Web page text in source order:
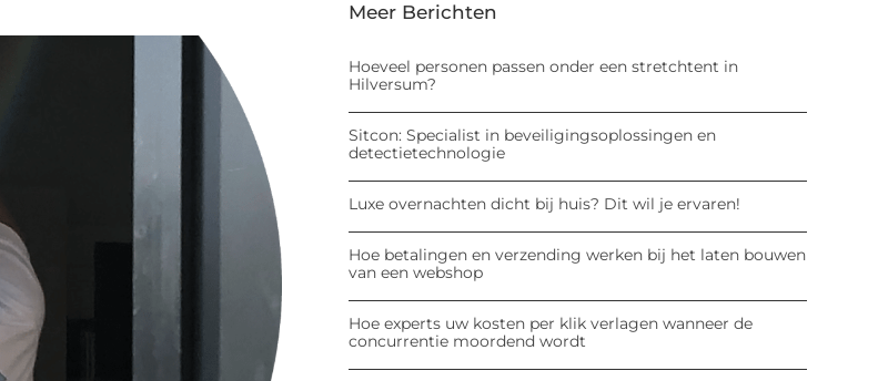
Meer Berichten
Hoeveel personen passen onder een stretchtent in
Hilversum?
Sitcon: Specialist in beveiligingsoplossingen en
detectietechnologie
Luxe overnachten dicht bij huis? Dit wil je ervaren!
Hoe betalingen en verzending werken bij het laten bouwen
van een webshop
Hoe experts uw kosten per klik verlagen wanneer de
concurrentie moordend wordt